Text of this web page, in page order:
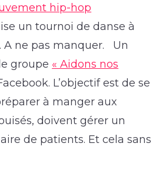
hip-hop
un tournoi de danse à
A ne pas manquer. Un
groupe « Aidons nos
L’objectif est de se
à manger aux
doivent gérer un
de patients. Et cela sans